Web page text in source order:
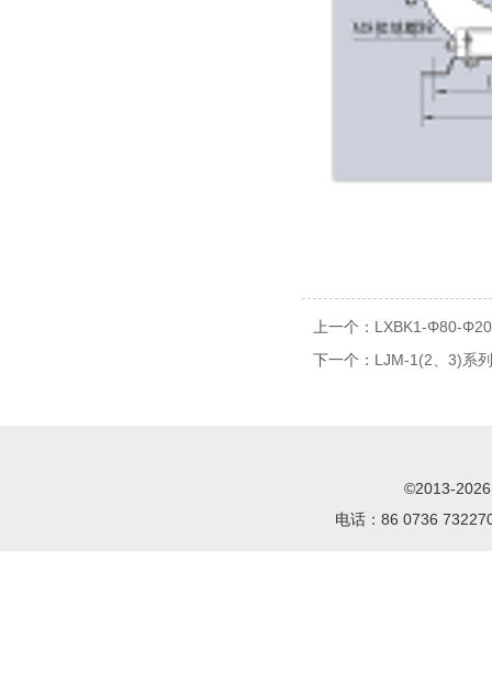
上一个： LXBK1-Φ80-
下一个： LJM-1(2、3)系列
©2013-
电话：86 0736